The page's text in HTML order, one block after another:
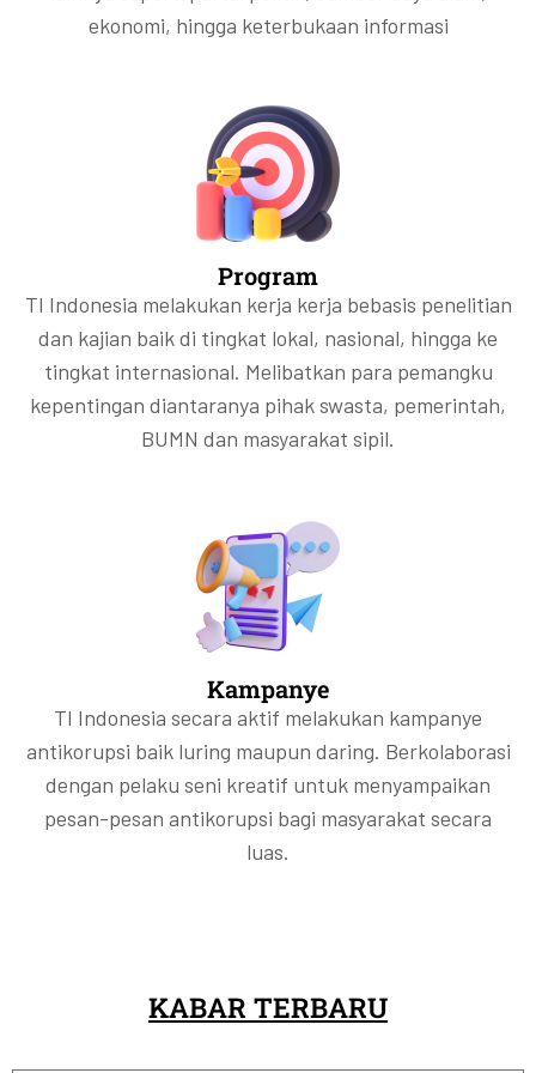
ekonomi, hingga keterbukaan informasi
Program
TI Indonesia melakukan kerja kerja bebasis penelitian
dan kajian baik di tingkat lokal, nasional, hingga ke
tingkat internasional. Melibatkan para pemangku
kepentingan diantaranya pihak swasta, pemerintah,
BUMN dan masyarakat sipil.
Kampanye
TI Indonesia secara aktif melakukan kampanye
antikorupsi baik luring maupun daring. Berkolaborasi
dengan pelaku seni kreatif untuk menyampaikan
pesan-pesan antikorupsi bagi masyarakat secara
luas.
KABAR TERBARU